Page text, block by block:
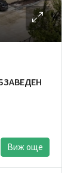
Виж още